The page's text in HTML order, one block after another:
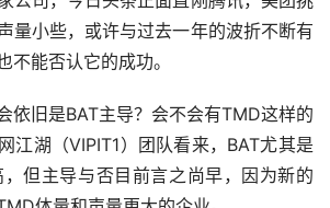
量小些，或许与过去一年的波折不断有
不能否认它的成功。
依旧是BAT主导？会不会有TMD这样的
江湖（VIPIT1）团队看来，BAT尤其是
但主导与否目前言之尚早，因为新的